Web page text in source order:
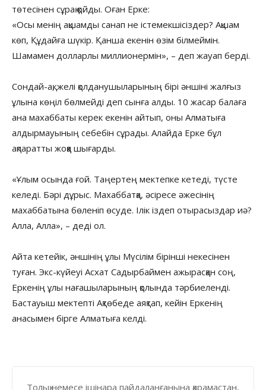
төтесінен сұрақ қойды. Оған Ерке:
«Осы менің ақшамды санап не істемекшісіздер? Ақшам
көп, Құдайға шүкір. Қанша екенін өзім білмеймін.
Шамамен долларлы миллионермін», – деп жауап берді.
Сондай-ақ, желі қолданушыларының бірі әншіні жалғыз
ұлына көңіл бөлмейді деп сынға алды. 10 жасар балаға
ана махаббаты керек екенін айтып, оны Алматыға
алдырмауының себебін сұрады. Алайда Ерке бұл
ақпаратты жоққа шығарды.
«Ұлым осында ғой. Таңертең мектепке кетеді, түсте
келеді. Бәрі дұрыс. Махаббатқа, әсіресе әжесінің
махаббатына бөленіп өсуде. Ілік іздеп отырасыздар иә?
Алла, Алла», – деді ол.
Айта кетейік, әншінің ұлы Мүсілім бірінші некесінен
туған. Экс-күйеуі Асхат Садырбаймен ажырасқан соң,
Еркенің ұлы нағашыларының қолында тәрбиеленді.
Бастауыш мектепті Ақтөбеде аяқтап, кейін Еркенің
анасымен бірге Алматыға келді.
Толық немесе ішінара пайдаланғанына қарамастан,